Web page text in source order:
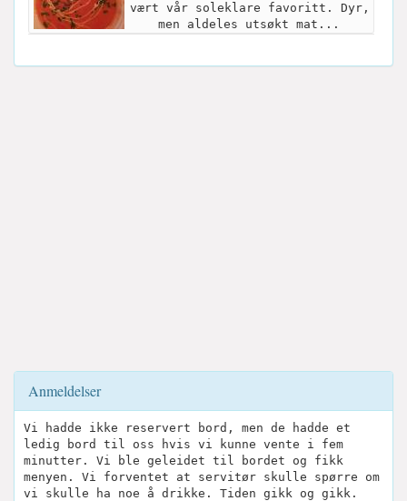
vært vår soleklare favoritt. Dyr,
men aldeles utsøkt mat...
Anmeldelser
Vi hadde ikke reservert bord, men de hadde et
ledig bord til oss hvis vi kunne vente i fem
minutter. Vi ble geleidet til bordet og fikk
menyen. Vi forventet at servitør skulle spørre om
vi skulle ha noe å drikke. Tiden gikk og gikk.